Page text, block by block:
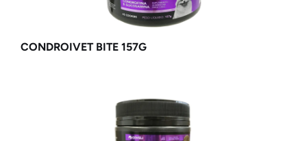
CONDROIVET BITE 157G